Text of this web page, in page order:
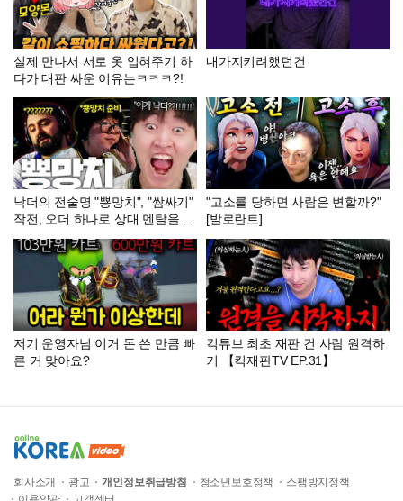
실제 만나서 서로 옷 입혀주기 하
다가 대판 싸운 이유는ㅋㅋㅋ?!
내가지키려했던건
낙더의 전술명 "뿅망치", "쌈싸기"
작전, 오더 하나로 상대 멘탈을 부
숴버린 에피나 [GEN vs FS]
"고소를 당하면 사람은 변할까?"
[발로란트]
저기 운영자님 이거 돈 쓴 만큼 빠
른 거 맞아요?
킥튜브 최초 재판 건 사람 원격하
기 【킥재판TV EP.31】
회사소개 광고 개인정보취급방침 청소년보호정책
스팸방지정책